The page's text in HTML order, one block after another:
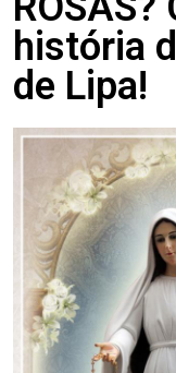
história
de Lipa!